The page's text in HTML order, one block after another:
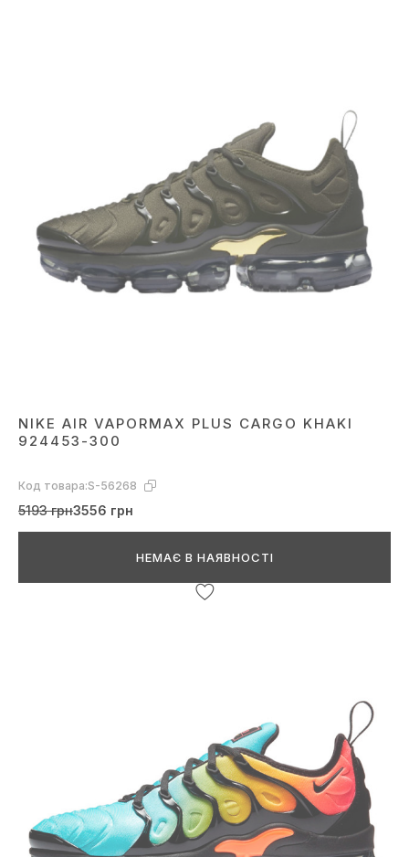
NIKE AIR VAPORMAX PLUS CARGO KHAKI
924453-300
Код товара:S-56268
5193 грн3556 грн
НЕМАЄ В НАЯВНОСТІ